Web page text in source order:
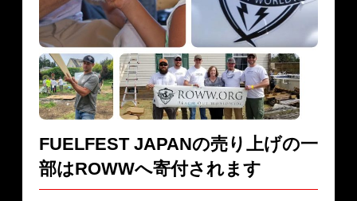
FUELFEST JAPANの売り上げの一
部はROWWへ寄付されます